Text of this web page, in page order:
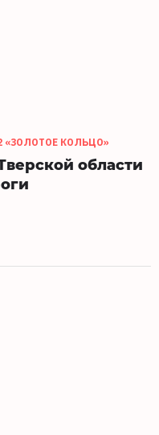
«ЗОЛОТОЕ КОЛЬЦО»
области